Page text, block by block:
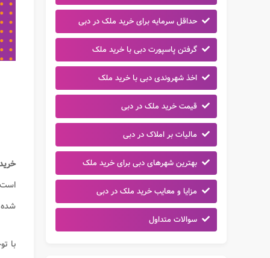
حداقل سرمایه برای خرید ملک در دبی
گرفتن پاسپورت دبی با خرید ملک
اخذ شهروندی دبی با خرید ملک
قیمت خرید ملک در دبی
مالیات بر املاک در دبی
بهترین شهرهای دبی برای خرید ملک
مزایا و معایب خرید ملک در دبی
سوالات متداول
با